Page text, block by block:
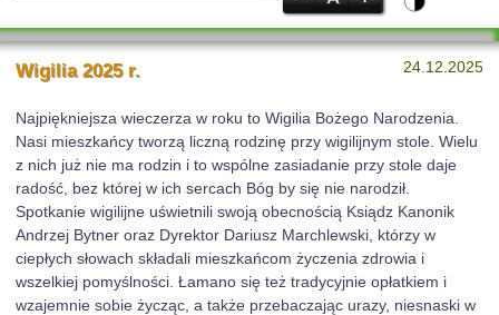
24.12.2025
Wigilia 2025 r.
Najpiękniejsza wieczerza w roku to Wigilia Bożego Narodzenia.
Nasi mieszkańcy tworzą liczną rodzinę przy wigilijnym stole. Wielu
z nich już nie ma rodzin i to wspólne zasiadanie przy stole daje
radość, bez której w ich sercach Bóg by się nie narodził.
Spotkanie wigilijne uświetnili swoją obecnością Ksiądz Kanonik
Andrzej Bytner oraz Dyrektor Dariusz Marchlewski, którzy w
ciepłych słowach składali mieszkańcom życzenia zdrowia i
wszelkiej pomyślności. Łamano się też tradycyjnie opłatkiem i
wzajemnie sobie życząc, a także przebaczając urazy, niesnaski w